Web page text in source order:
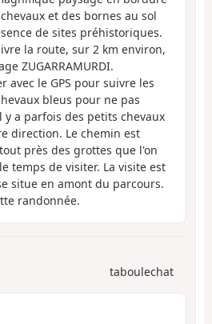
et des bornes au sol
de sites préhistoriques.
la route, sur 2 km environ,
ZUGARRAMURDI.
avec le GPS pour suivre les
bleus pour ne pas
a parfois des petits chevaux
direction. Le chemin est
près des grottes que l'on
temps de visiter. La visite est
situe en amont du parcours.
randonnée.
taboulechat